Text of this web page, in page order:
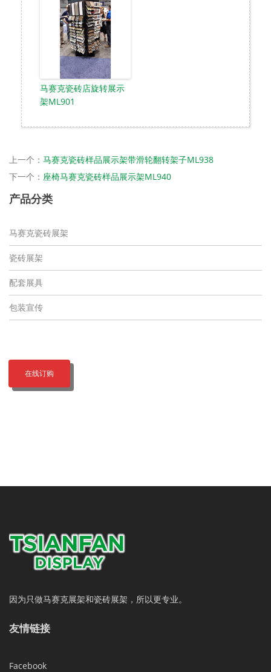
马赛克瓷砖店旋转展示
架ML901
上一个： 马赛克瓷砖样品展示架带滑轮翻转架子ML938
下一个： 座椅马赛克瓷砖样品展示架ML940
产品分类
马赛克瓷砖展架
瓷砖展架
配套展具
包装宣传
在线订购
因为只做马赛克展架和瓷砖展架，所以更专业。
友情链接
Facebook